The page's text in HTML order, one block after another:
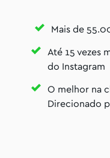
Mais de
Até 15 vezes
do Instagram
O melhor na
Direcionado